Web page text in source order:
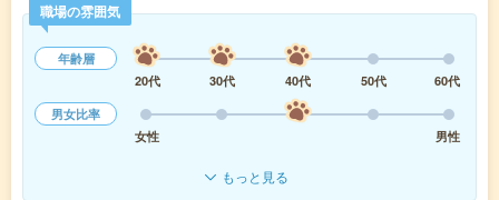
職場の雰囲気
年齢層
20代
30代 40代 50代
60代
男女比率
女性
男性
もっと見る